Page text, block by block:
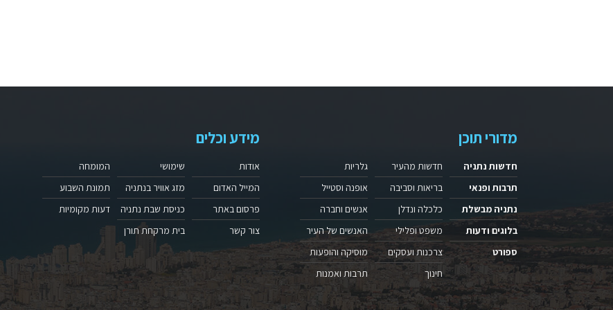
מדורי תוכן
חדשות נתניה
תרבות ופנאי
נתניה מבשלת
בלוגים ודעות
ספורט
חדשות מהעיר
בריאות וסביבה
כלכלה ונדלן
משפט ופלילי
צרכנות ועסקים
חינוך
גלריות
אופנה וסטייל
אנשים וחברה
האנשים של העיר
מוסיקה והופעות
תרבות ואמנות
מידע וכלים
אודות
המייל האדום
פרסום באתר
צור קשר
שימושי
מזג אוויר בנתניה
כניסת שבת נתניה
בית מרקחת תורן
המומחה
תמונת השבוע
דעות מקומיות